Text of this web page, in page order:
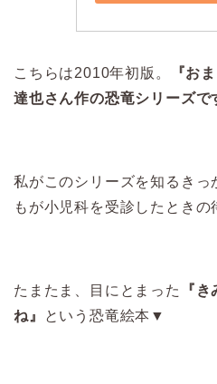
こちらは2010年初版。
『お
達也さん作の恐竜シリーズで
私がこのシリーズを知るきっ
もが小児科を受診したときの
たまたま、目にとまった
『
ね』
という恐竜絵本▼